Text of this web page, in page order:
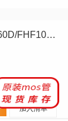
FHP10N60D/FHF10N60D
加入清单